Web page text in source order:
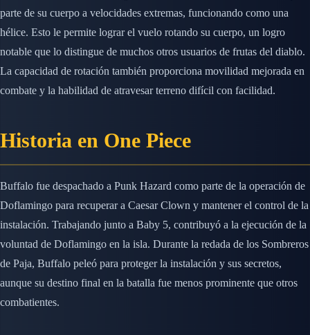
parte de su cuerpo a velocidades extremas, funcionando como una
hélice. Esto le permite lograr el vuelo rotando su cuerpo, un logro
notable que lo distingue de muchos otros usuarios de frutas del diablo.
La capacidad de rotación también proporciona movilidad mejorada en
combate y la habilidad de atravesar terreno difícil con facilidad.
Historia en One Piece
Buffalo fue despachado a Punk Hazard como parte de la operación de
Doflamingo para recuperar a Caesar Clown y mantener el control de la
instalación. Trabajando junto a Baby 5, contribuyó a la ejecución de la
voluntad de Doflamingo en la isla. Durante la redada de los Sombreros
de Paja, Buffalo peleó para proteger la instalación y sus secretos,
aunque su destino final en la batalla fue menos prominente que otros
combatientes.